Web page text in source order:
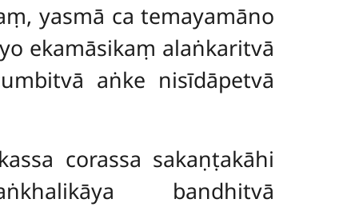
yasmā ca temayamāno
ekamāsikaṃ alaṅkaritvā
aṅke nisīdāpetvā
corassa sakaṇṭakāhi
bandhitvā